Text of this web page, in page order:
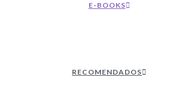
E-BOOKS
RECOMENDADOS